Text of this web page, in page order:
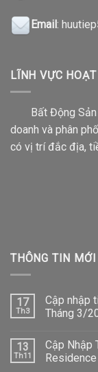
Email:
LĨNH VỰC
Bất Động
doanh và phân
có vị trí đắc địa,
THÔNG TIN
17
Th3
Cập nhập
Tháng 3/
13
Th11
Cập Nhập